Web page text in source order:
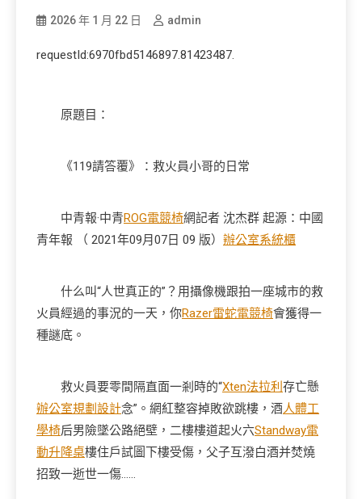
2026 年 1 月 22 日 admin
requestId:6970fbd5146897.81423487.
原題目：
《119請答覆》：救火員小哥的日常
中青報·中青ROG電競椅網記者 沈杰群 起源：中國
青年報 （ 2021年09月07日 09 版） 辦公室系統櫃
什么叫“人世真正的”？用攝像機跟拍一座城市的救
火員經過的事況的一天，你Razer雷蛇電競椅會獲得一
種謎底。
救火員要零間隔直面一剎時的“Xten法拉利 存亡懸
辦公室規劃設計念”。網紅整容掉敗欲跳樓，酒人體工
學椅后男險墜公路絕壁，二樓樓道起火六Standway電
動升降桌樓住戶試圖下樓受傷，父子互潑白酒并焚燒
招致一逝世一傷……